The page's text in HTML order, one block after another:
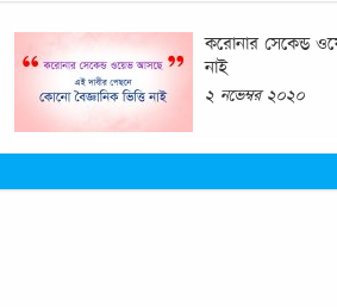
করোনার সেকেন্ড
নাই
২ নভেম্বর ২০২০